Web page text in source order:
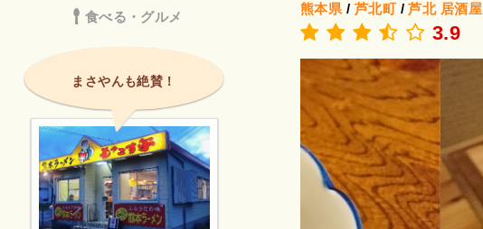
熊本県 / 芦北町/芦北 居酒屋
3.9
食べる・グルメ
まさやんも絶賛！